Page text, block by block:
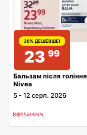
36% ДЕШЕВШЕ!
23 99
Бальзам після гоління
Nivea
5 -12 серп. 2026